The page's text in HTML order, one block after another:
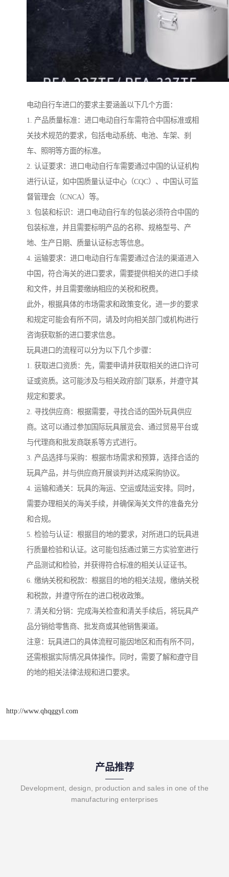
电动自行车进口的要求主要涵盖以下几个方面：
1. 产品质量标准：进口电动自行车需符合中国标准或相
关技术规范的要求，包括电动系统、电池、车架、刹
车、照明等方面的标准。
2. 认证要求：进口电动自行车需要通过中国的认证机构
进行认证，如中国质量认证中心（CQC）、中国认可监
督管理会（CNCA）等。
3. 包装和标识：进口电动自行车的包装必须符合中国的
包装标准，并且需要标明产品的名称、规格型号、产
地、生产日期、质量认证标志等信息。
4. 运输要求：进口电动自行车需要通过合法的渠道进入
中国，符合海关的进口要求，需要提供相关的进口手续
和文件，并且需要缴纳相应的关税和税费。
此外，根据具体的市场需求和政策变化，进一步的要求
和规定可能会有所不同，请及时向相关部门或机构进行
咨询获取新的进口要求信息。
玩具进口的流程可以分为以下几个步骤：
1. 获取进口资质：先，需要申请并获取相关的进口许可
证或资质。这可能涉及与相关政府部门联系，并遵守其
规定和要求。
2. 寻找供应商：根据需要，寻找合适的国外玩具供应
商。这可以通过参加国际玩具展览会、通过贸易平台或
与代理商和批发商联系等方式进行。
3. 产品选择与采购：根据市场需求和预算，选择合适的
玩具产品，并与供应商开展谈判并达成采购协议。
4. 运输和通关：玩具的海运、空运或陆运安排。同时，
需要办理相关的海关手续，并确保海关文件的准备充分
和合规。
5. 检验与认证：根据目的地的要求，对所进口的玩具进
行质量检验和认证。这可能包括通过第三方实验室进行
产品测试和检验，并获得符合标准的相关认证证书。
6. 缴纳关税和税款：根据目的地的相关法规，缴纳关税
和税款，并遵守所在的进口税收政策。
7. 清关和分销：完成海关检查和清关手续后，将玩具产
品分销给零售商、批发商或其他销售渠道。
注意：玩具进口的具体流程可能因地区和而有所不同，
还需根据实际情况具体操作。同时，需要了解和遵守目
的地的相关法律法规和进口要求。
http://www.qhqggyl.com
产品推荐
Development, design, production and sales in one of the
manufacturing enterprises